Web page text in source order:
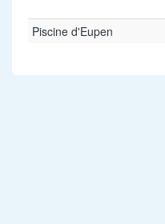
Piscine d'Eupen